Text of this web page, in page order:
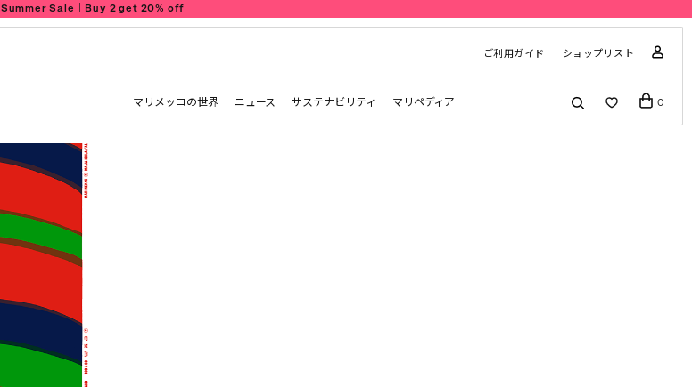
Summer Sale｜Buy 2 get 20% off
ご利用ガイド ショップリスト
マリメッコの世界 ニュース サステナビリティ マリペディア 0